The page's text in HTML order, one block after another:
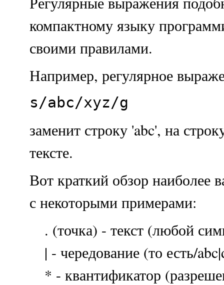
компактному языку
своими правилами.
Например, регулярное
s/abc/xyz/g
заменит строку 'abc', на
тексте.
Вот краткий обзор наиболее
с некоторыми примерами:
. (точка) - текст (любой
| - чередование (то есть/
* - квантификатор